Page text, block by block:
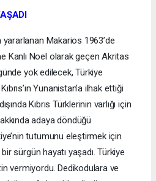
yararlanan Makarios 1963’de
Kanlı Noel olarak geçen Akritas
yok edilecek, Türkiye
Yunanistan’a ilhak ettiği
Kıbrıs Türklerinin varlığı için
adaya döndüğü
tutumunu eleştirmek için
sürgün hayatı yaşadı. Türkiye
vermiyordu. Dedikodulara ve